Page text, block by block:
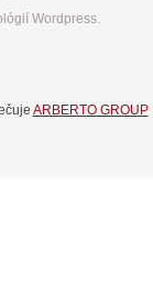
Wordpress.
ARBERTO GROUP